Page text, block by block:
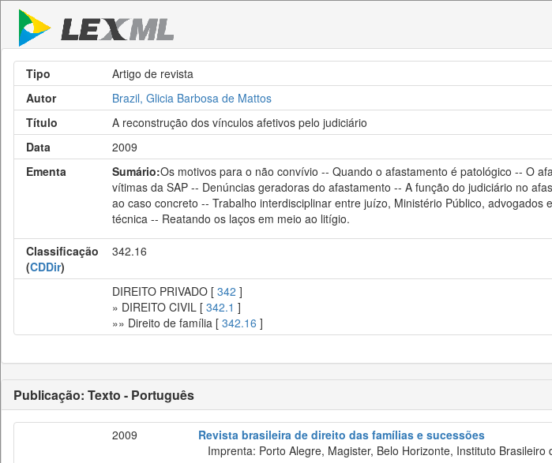
Tipo
Artigo de revista
Autor
Brazil, Glicia Barbosa de Mattos
Título
A reconstrução dos vínculos afetivos pelo judiciário
Data
2009
Ementa
Sumário:Os motivos para o não convívio -- Quando o afastamento é patológico -- O
vítimas da SAP -- Denúncias geradoras do afastamento -- A função do judiciário no
ao caso concreto -- Trabalho interdisciplinar entre juízo, Ministério Público,
técnica -- Reatando os laços em meio ao litígio.
Classificação
(CDDir)
342.16
DIREITO PRIVADO [ 342 ]
» DIREITO CIVIL [ 342.1 ]
»» Direito de família [ 342.16 ]
Publicação: Texto - Português
2009
Revista brasileira de direito das famílias e sucessões
Imprenta: Porto Alegre, Magister, Belo Horizonte, Instituto